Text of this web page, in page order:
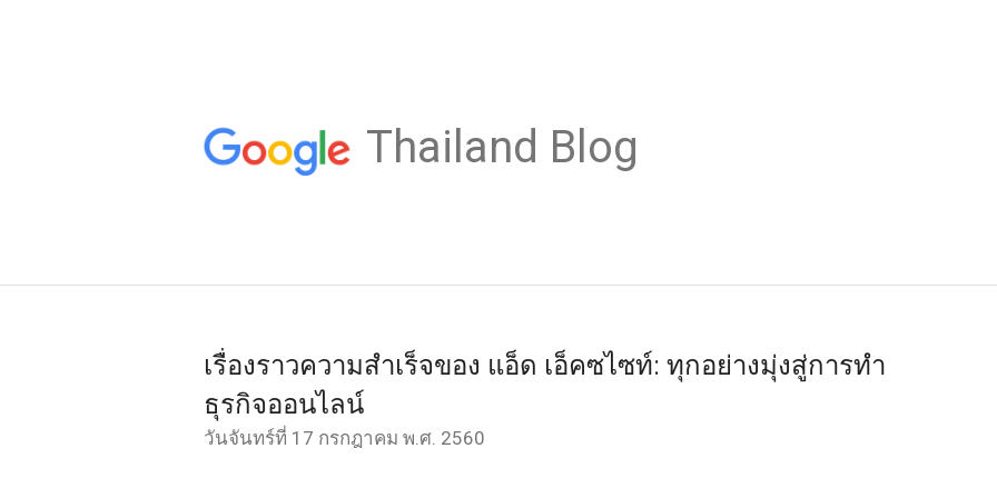
Thailand Blog
เรื่องราวความสำเร็จของ แอ็ด เอ็คซไซท์: ทุกอย่างมุ่งสู่การทำ
ธุรกิจออนไลน์
วันจันทร์ที่ 17 กรกฎาคม พ.ศ. 2560